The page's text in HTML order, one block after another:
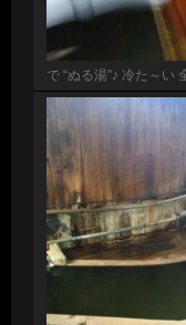
で “ぬる湯”♪ 冷た～い